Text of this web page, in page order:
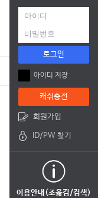
로그인
아이디 저장
캐쉬충전
회원가입
ID/PW 찾기
이용안내(조옮김/검색)